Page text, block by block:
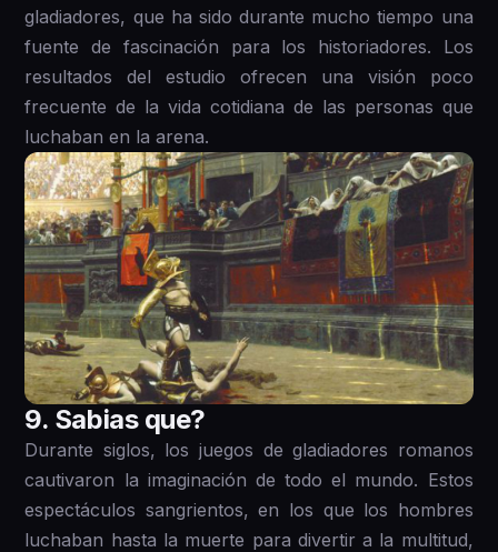
gladiadores, que ha sido durante mucho tiempo una
fuente de fascinación para los historiadores. Los
resultados del estudio ofrecen una visión poco
frecuente de la vida cotidiana de las personas que
luchaban en la arena.
9 . Sabias que?
Durante siglos, los juegos de gladiadores romanos
cautivaron la imaginación de todo el mundo. Estos
espectáculos sangrientos, en los que los hombres
luchaban hasta la muerte para divertir a la multitud,